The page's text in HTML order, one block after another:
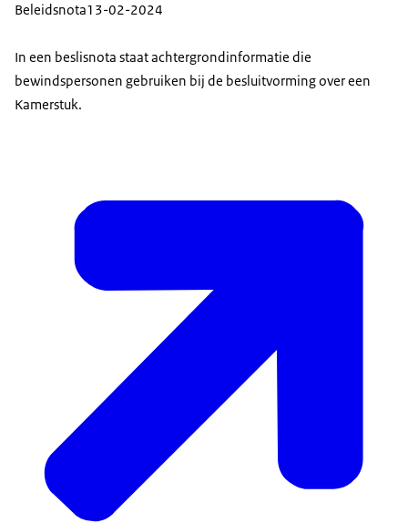
Beleidsnota13-02-2024
In een beslisnota staat achtergrondinformatie die
bewindspersonen gebruiken bij de besluitvorming over een
Kamerstuk.